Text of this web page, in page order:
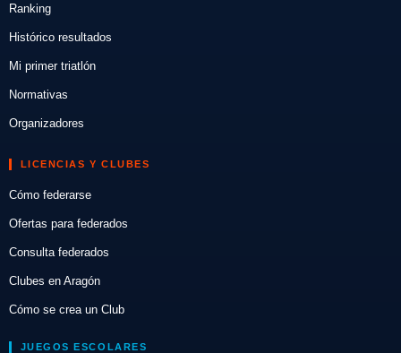
Ranking
Histórico resultados
Mi primer triatlón
Normativas
Organizadores
LICENCIAS Y CLUBES
Cómo federarse
Ofertas para federados
Consulta federados
Clubes en Aragón
Cómo se crea un Club
JUEGOS ESCOLARES